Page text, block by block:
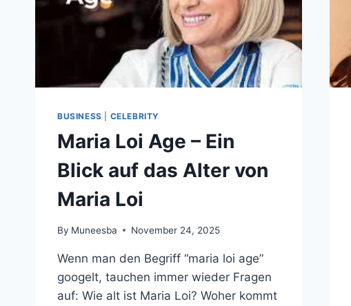
VON
COSTCO-
RON
VACHRIS
BUSINESS CELEBRITY
Maria Loi Age – Ein
Blick auf das Alter von
Maria Loi
By Muneesba November 24, 2025
Wenn man den Begriff “maria loi age”
googelt, tauchen immer wieder Fragen
auf: Wie alt ist Maria Loi? Woher kommt